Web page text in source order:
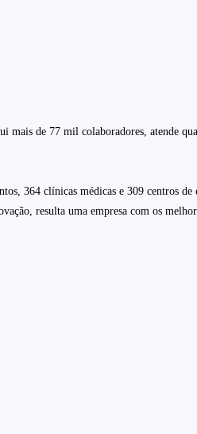
de 77 mil colaboradores, atende
364 clínicas médicas e 309 centros
resulta uma empresa com os